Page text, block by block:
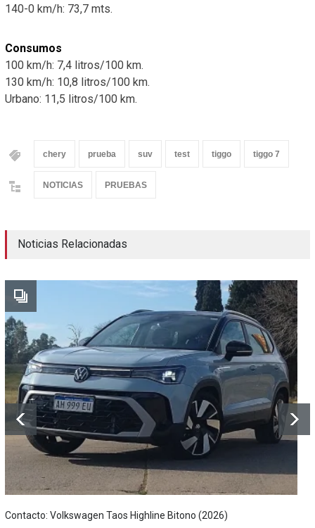
140-0 km/h: 73,7 mts.
Consumos
100 km/h: 7,4 litros/100 km.
130 km/h: 10,8 litros/100 km.
Urbano: 11,5 litros/100 km.
chery prueba suv test tiggo tiggo 7
NOTICIAS PRUEBAS
Noticias Relacionadas
Contacto: Volkswagen Taos Highline Bitono (2026)